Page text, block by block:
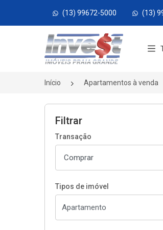
(13) 99672-5000 (13)
Página inicial
Início Apartamentos à venda
Filtrar
Transação
Tipos de imóvel